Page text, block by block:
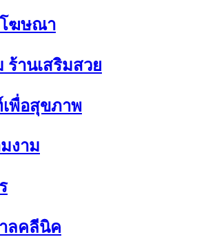
ฆษณา
ร้านเสริมสวย
พื่อสุขภาพ
งาม
ลคลีนิค